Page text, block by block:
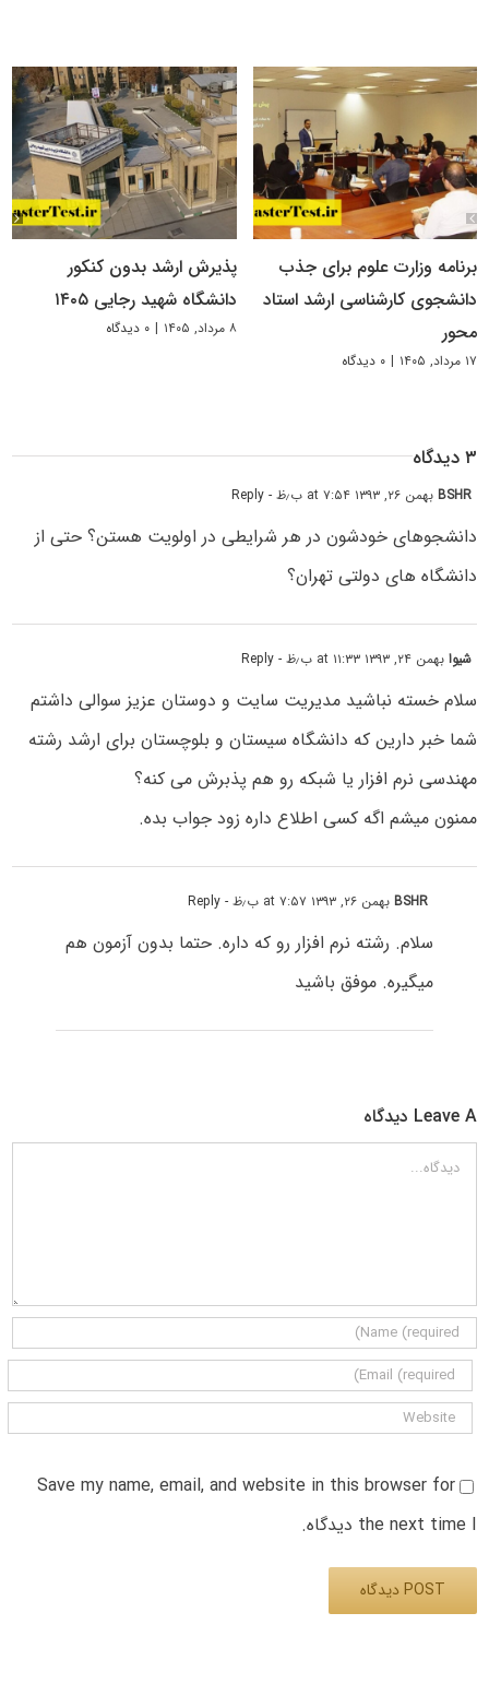
برنامه وزارت علوم برای جذب
دانشجوی کارشناسی ارشد استاد
محور
۱۷ مرداد, ۱۴۰۵ | ۰ دیدگاه
پذیرش ارشد بدون کنکور
دانشگاه شهید رجایی ۱۴۰۵
۸ مرداد, ۱۴۰۵ | ۰ دیدگاه
۳ دیدگاه
BSHRبهمن ۲۶, ۱۳۹۳ at ۷:۵۴ ب٫ظ - Reply
دانشجوهای خودشون در هر شرایطی در اولویت هستن؟ حتی از
دانشگاه های دولتی تهران؟
شیوابهمن ۲۴, ۱۳۹۳ at ۱۱:۳۳ ب٫ظ - Reply
سلام خسته نباشید مدیریت سایت و دوستان عزیز سوالی داشتم
شما خبر دارین که دانشگاه سیستان و بلوچستان برای ارشد رشته
مهندسی نرم افزار یا شبکه رو هم پذبرش می کنه؟
ممنون میشم اگه کسی اطلاع داره زود جواب بده.
BSHRبهمن ۲۶, ۱۳۹۳ at ۷:۵۷ ب٫ظ - Reply
سلام. رشته نرم افزار رو که داره. حتما بدون آزمون هم
میگیره. موفق باشید
Leave A دیدگاه
دیدگاه
Save my name, email, and website in this browser for
the next time I دیدگاه.